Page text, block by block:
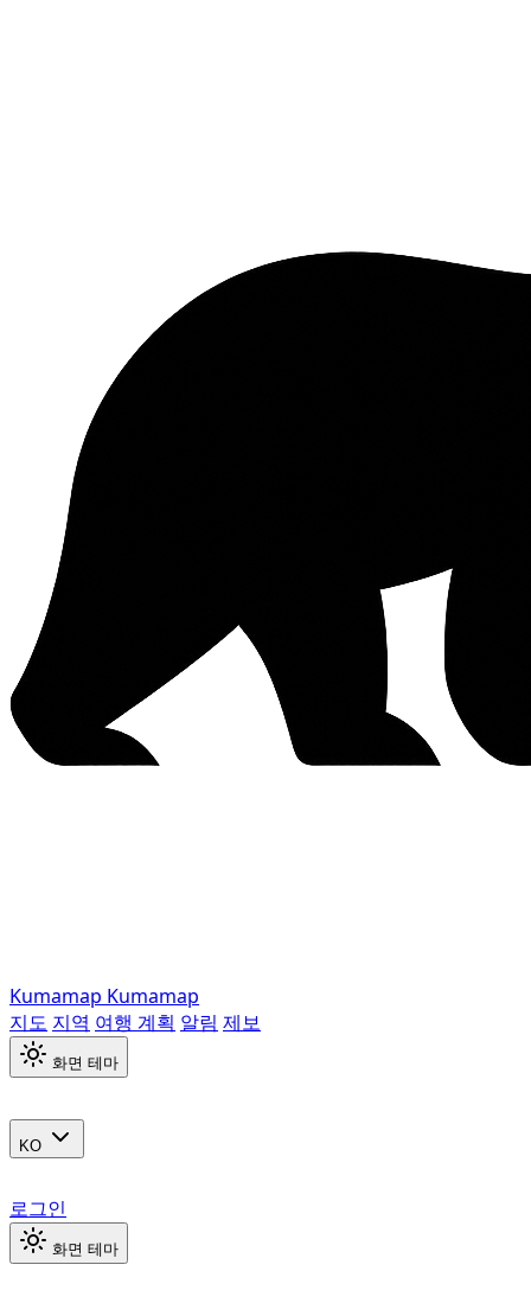
Kumamap Kumamap
지도 지역 여행 계획 알림 제보
화면 테마
KO
로그인
화면 테마